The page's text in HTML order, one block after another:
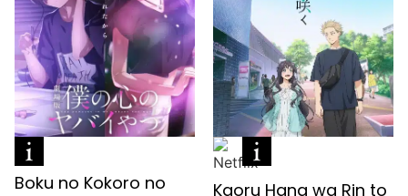
Boku no Kokoro no Kaoru Hana wa Rin to